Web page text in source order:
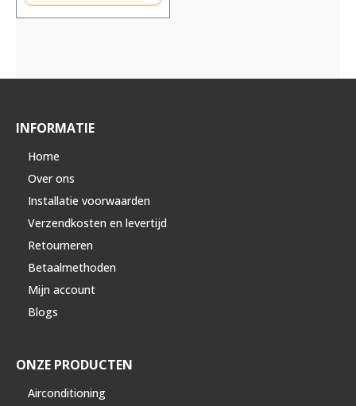
INFORMATIE
Home
Over ons
Installatie voorwaarden
Verzendkosten en levertijd
Retourneren
Betaalmethoden
Mijn account
Blogs
ONZE PRODUCTEN
Airconditioning